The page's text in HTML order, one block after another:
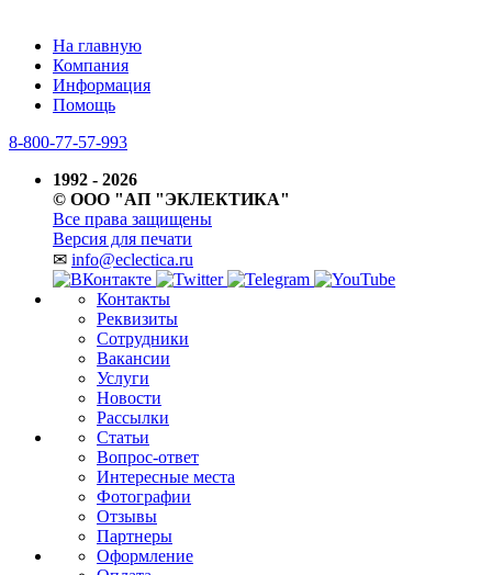
На главную
Компания
Информация
Помощь
8-800-77-57-993
1992 - 2026
© ООО "АП "ЭКЛЕКТИКА"
Все права защищены
Версия для печати
✉ info@eclectica.ru
Контакты
Реквизиты
Сотрудники
Вакансии
Услуги
Новости
Рассылки
Статьи
Вопрос-ответ
Интересные места
Фотографии
Отзывы
Партнеры
Оформление